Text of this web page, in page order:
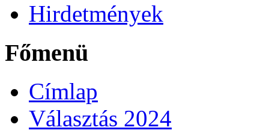
Hirdetmények
Főmenü
Címlap
Választás 2024